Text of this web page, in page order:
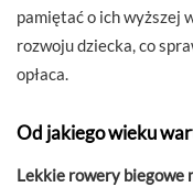
pamiętać o ich wyższej
rozwoju dziecka, co
opłaca.
Od jakiego wieku
Lekkie rowery biegowe